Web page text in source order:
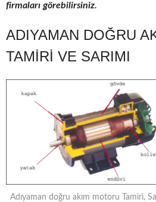
firmaları görebilirsiniz.
ADIYAMAN DOĞRU
TAMIRI VE SARIMI
Adıyaman doğru akım motoru Tamiri,